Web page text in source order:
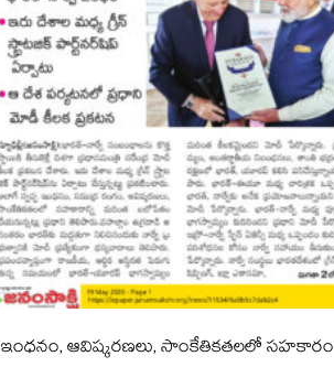
ఇంధనం, ఆవిష్కరణలు, సాంకేతికతలలో సహకారం